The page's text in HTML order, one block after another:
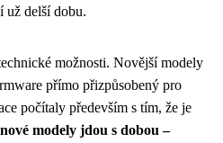
už delší dobu.
možnosti. Novější modely
přímo přizpůsobený pro
počítaly především s tím, že je
nové modely jdou s dobou –